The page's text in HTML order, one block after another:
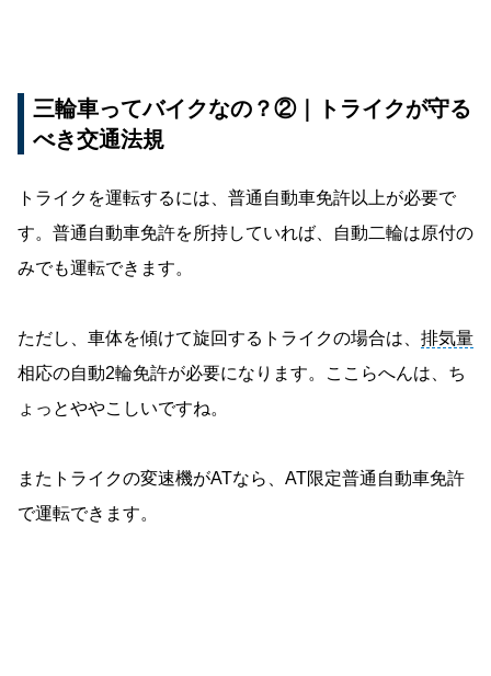
三輪車ってバイクなの？②｜トライクが守る
べき交通法規
トライクを運転するには、普通自動車免許以上が必要で
す。普通自動車免許を所持していれば、自動二輪は原付の
みでも運転できます。
ただし、車体を傾けて旋回するトライクの場合は、 排気量
相応の自動2輪免許が必要になります。ここらへんは、ち
ょっとややこしいですね。
またトライクの変速機がATなら、AT限定普通自動車免許
で運転できます。